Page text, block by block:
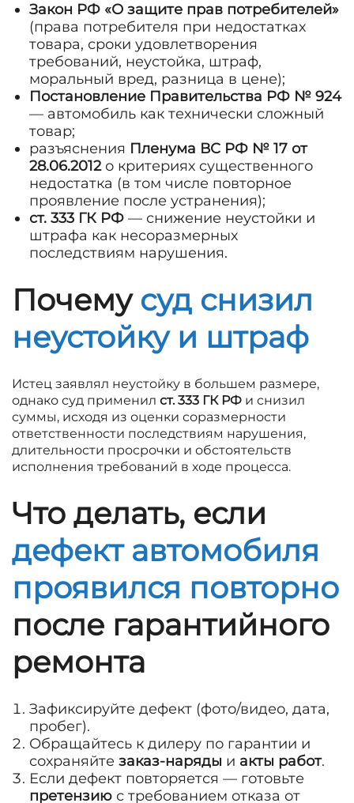
Закон РФ «О защите прав потребителей»
(права потребителя при недостатках
товара, сроки удовлетворения
требований, неустойка, штраф,
моральный вред, разница в цене);
Постановление Правительства РФ № 924
— автомобиль как технически сложный
товар;
разъяснения Пленума ВС РФ № 17 от
28.06.2012о критериях существенного
недостатка (в том числе повторное
проявление после устранения);
ст. 333 ГК РФ — снижение неустойки и
штрафа как несоразмерных
последствиям нарушения.
Почему суд снизил
неустойку и штраф
Истец заявлял неустойку в большем размере,
однако суд применил ст. 333 ГК РФ и снизил
суммы, исходя из оценки соразмерности
ответственности последствиям нарушения,
длительности просрочки и обстоятельств
исполнения требований в ходе процесса.
Что делать, если
дефект автомобиля
проявился повторно
после гарантийного
ремонта
Зафиксируйте дефект (фото/видео, дата,
пробег).
Обращайтесь к дилеру по гарантии и
сохраняйте заказ-наряды и акты работ.
Если дефект повторяется — готовьте
претензию с требованием отказа от